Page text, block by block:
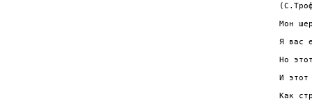
Мон
Я вас
Но
И этот
Как